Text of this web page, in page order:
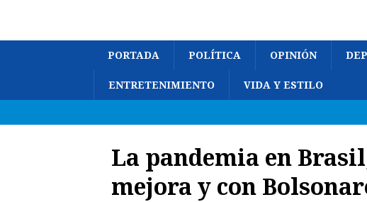
PORTADA POLÍTICA OPINIÓN
ENTRETENIMIENTO VIDA Y ESTILO
La pandemia en
mejora y con